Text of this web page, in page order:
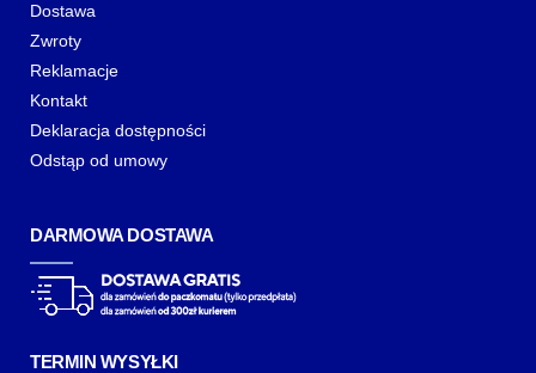
Dostawa
Zwroty
Reklamacje
Kontakt
Deklaracja dostępności
Odstąp od umowy
DARMOWA DOSTAWA
TERMIN WYSYŁKI